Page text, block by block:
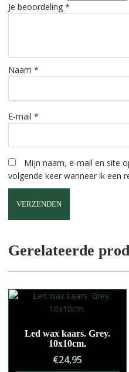
Je beoordeling *
Naam *
E-mail *
Mijn naam, e-mail en site
volgende keer wanneer ik een
l
t
e
n
Gerelateerde
Led wax kaars. Grey.
10x10cm.
€24,95